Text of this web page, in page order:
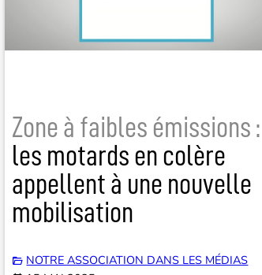
Zone à faibles émissions :
les motards en colère
appellent à une nouvelle
mobilisation
NOTRE ASSOCIATION DANS LES MÉDIAS